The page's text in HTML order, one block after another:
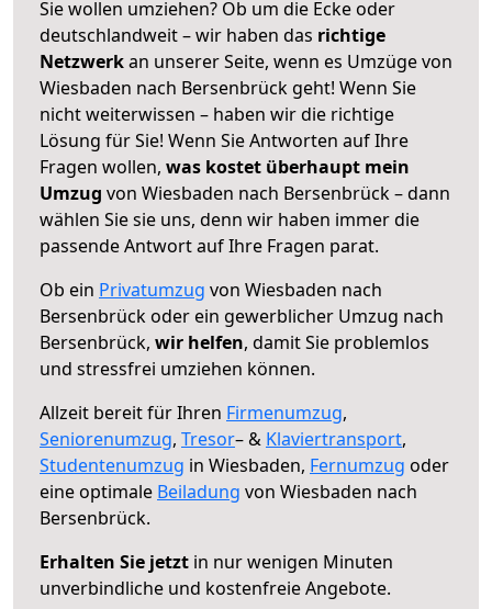
Sie wollen umziehen? Ob um die Ecke oder
deutschlandweit – wir haben das richtige
Netzwerkan unserer Seite, wenn es Umzüge von
Wiesbaden nach Bersenbrück geht! Wenn Sie
nicht weiterwissen – haben wir die richtige
Lösung für Sie! Wenn Sie Antworten auf Ihre
Fragen wollen, was kostet überhaupt mein
Umzug von Wiesbaden nach Bersenbrück – dann
wählen Sie sie uns, denn wir haben immer die
passende Antwort auf Ihre Fragen parat.
Ob ein Privatumzug von Wiesbaden nach
Bersenbrück oder ein gewerblicher Umzug nach
Bersenbrück, wir helfen, damit Sie problemlos
und stressfrei umziehen können.
Allzeit bereit für Ihren Firmenumzug,
Seniorenumzug, Tresor– & Klaviertransport,
Studentenumzug in Wiesbaden, Fernumzug oder
eine optimale Beiladung von Wiesbaden nach
Bersenbrück.
Erhalten Sie jetzt in nur wenigen Minuten
unverbindliche und kostenfreie Angebote.